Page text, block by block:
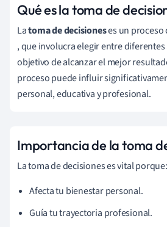
Qué es la toma de
Latoma de decisioneses un proceso
, que involucra elegir entre
objetivo de alcanzar el mejor
proceso puede influir
personal, educativa y profesional.
Importancia de la toma
La toma de decisiones es vital porque:
Afecta tu bienestar personal.
Guía tu trayectoria profesional.